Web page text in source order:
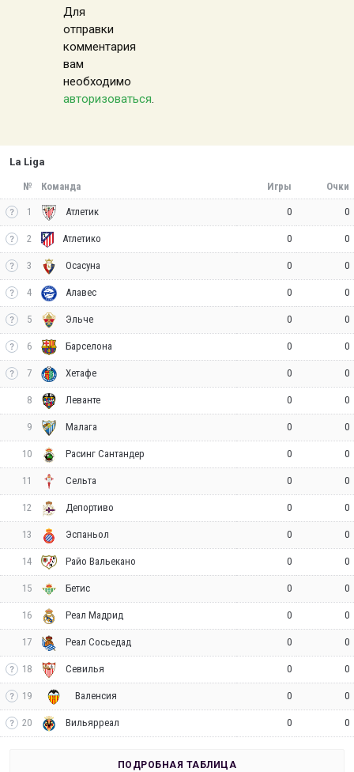
Для
отправки
комментария
вам
необходимо
авторизоваться.
La Liga
№ Команда Игры Очки
1 Атлетик 0 0
2 Атлетико 0 0
3 Осасуна 0 0
4 Алавес 0 0
5 Эльче 0 0
6 Барселона 0 0
7 Хетафе 0 0
8 Леванте 0 0
9 Малага 0 0
10 Расинг Сантандер 0 0
11 Сельта 0 0
12 Депортиво 0 0
13 Эспаньол 0 0
14 Райо Вальекано 0 0
15 Бетис 0 0
16 Реал Мадрид 0 0
17 Реал Сосьедад 0 0
18 Севилья 0 0
19 Валенсия 0 0
20 Вильярреал 0 0
ПОДРОБНАЯ ТАБЛИЦА